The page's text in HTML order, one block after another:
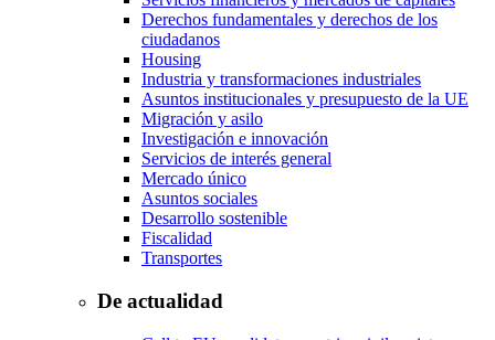
Derechos fundamentales y derechos de los
ciudadanos
Housing
Industria y transformaciones industriales
Asuntos institucionales y presupuesto de la UE
Migración y asilo
Investigación e innovación
Servicios de interés general
Mercado único
Asuntos sociales
Desarrollo sostenible
Fiscalidad
Transportes
De actualidad